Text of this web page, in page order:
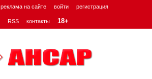
реклама на сайте войти регистрация
RSS контакты 18+